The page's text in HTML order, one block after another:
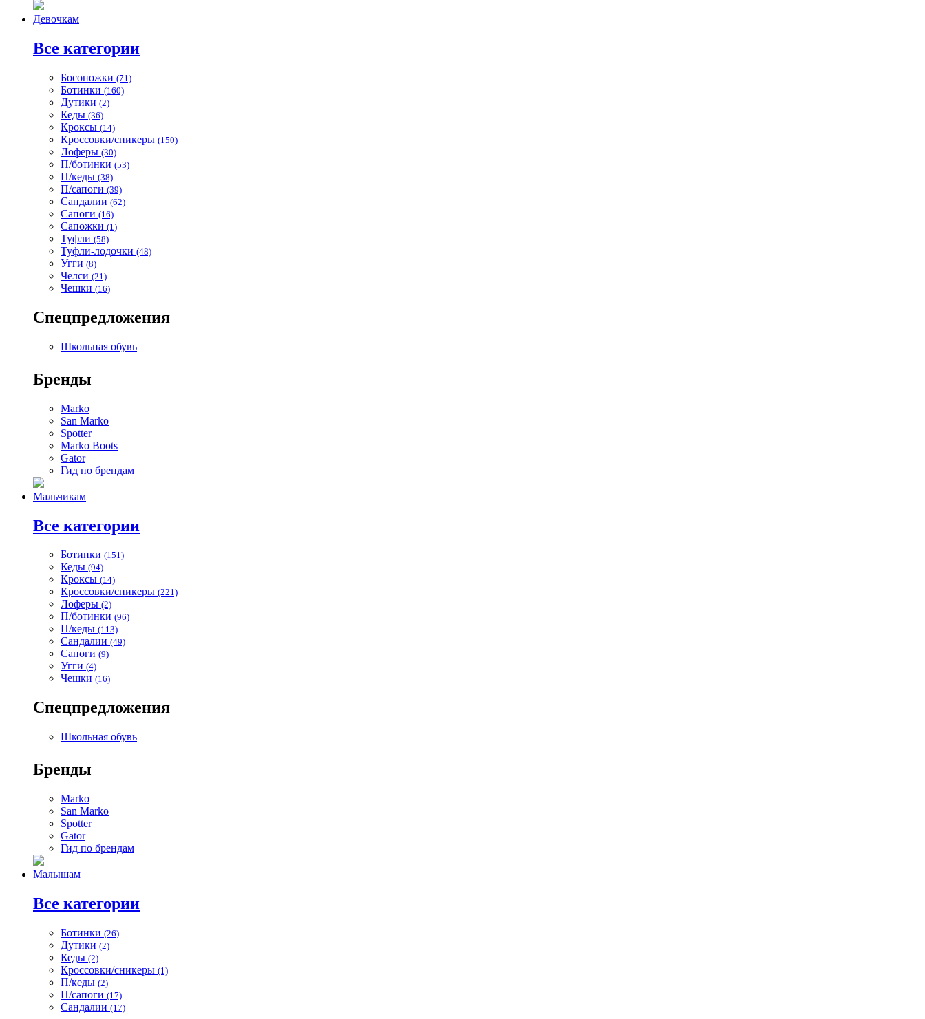
Девочкам
Все категории
Босоножки (71)
Ботинки (160)
Дутики (2)
Кеды (36)
Кроксы (14)
Кроссовки/сникеры (150)
Лоферы (30)
П/ботинки (53)
П/кеды (38)
П/сапоги (39)
Сандалии (62)
Сапоги (16)
Сапожки (1)
Туфли (58)
Туфли-лодочки (48)
Угги (8)
Челси (21)
Чешки (16)
Спецпредложения
Школьная обувь
Бренды
Marko
San Marko
Spotter
Marko Boots
Gator
Гид по брендам
Мальчикам
Все категории
Ботинки (151)
Кеды (94)
Кроксы (14)
Кроссовки/сникеры (221)
Лоферы (2)
П/ботинки (96)
П/кеды (113)
Сандалии (49)
Сапоги (9)
Угги (4)
Чешки (16)
Спецпредложения
Школьная обувь
Бренды
Marko
San Marko
Spotter
Gator
Гид по брендам
Малышам
Все категории
Ботинки (26)
Дутики (2)
Кеды (2)
Кроссовки/сникеры (1)
П/кеды (2)
П/сапоги (17)
Сандалии (17)